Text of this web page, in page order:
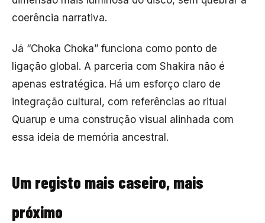
coerência narrativa.
Já “Choka Choka” funciona como ponto de
ligação global. A parceria com Shakira não é
apenas estratégica. Há um esforço claro de
integração cultural, com referências ao ritual
Quarup e uma construção visual alinhada com
essa ideia de memória ancestral.
Um registo mais caseiro, mais
próximo